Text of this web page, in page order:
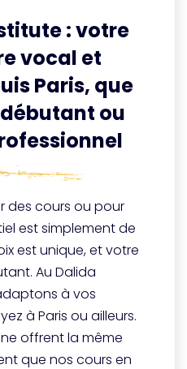
: votre
vocal et
Paris, que
ou
des cours ou pour
est simplement de
est unique, et votre
Au Dalida
à vos
à Paris ou ailleurs.
offrent la même
que nos cours en